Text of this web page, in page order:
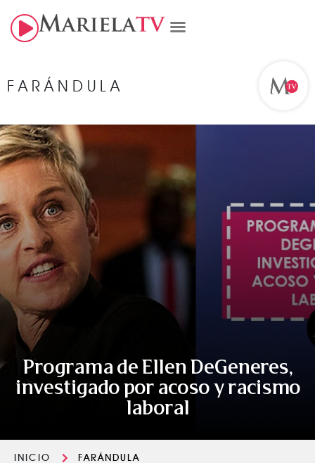
FARÁNDULA
Programa de Ellen DeGeneres,
investigado por acoso y racismo
laboral
INICIO
FARÁNDULA